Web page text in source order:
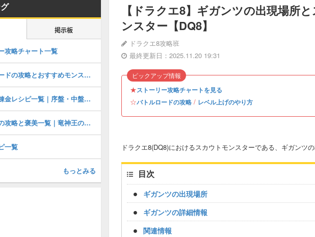
【ドラクエ8】ギガンツの出現場所
ンスター【DQ8】
ドラクエ8攻略班
最終更新日：2025.11.20 19:31
★ストーリー攻略チャートを見る
☆バトルロードの攻略 / レベル上げのやり方
ピックアップ情報
ドラクエ8(DQ8)におけるスカウトモンスターである、ギガンツ
目次
ギガンツの出現場所
ギガンツの詳細情報
関連情報
掲示板
攻略チャート一覧
バトルロードの攻略とおすすめモンスター一覧
おすすめ錬金レシピ一覧｜序盤・中盤・終盤・クリア後対応
竜の試練の攻略と褒美一覧｜竜神王の試練
一覧
もっとみる